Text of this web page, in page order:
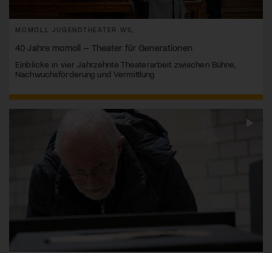
MOMOLL JUGENDTHEATER WIL
40 Jahre momoll – Theater für Generationen
Einblicke in vier Jahrzehnte Theaterarbeit zwischen Bühne,
Nachwuchsförderung und Vermittlung